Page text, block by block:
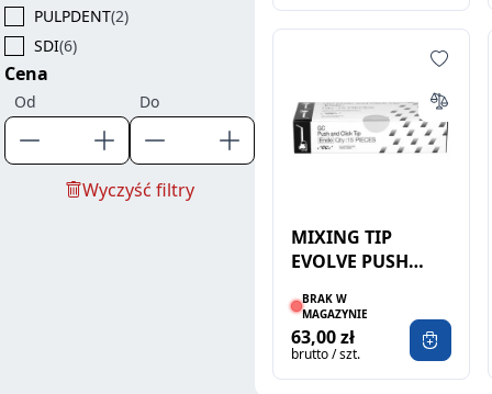
PULPDENT(2)
SDI(6)
SEPTODONT
SHOFU
ULTRADENT
VOCO(3)
Cena
Od Do
Wyczyść filtry
MIXING TIP
EVOLVE PUSH
15SZT
BRAK W
MAGAZYNIE
63,00 zł
brutto / szt.